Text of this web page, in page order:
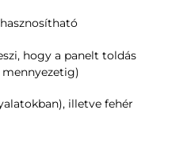
hogy a panelt toldás
illetve fehér